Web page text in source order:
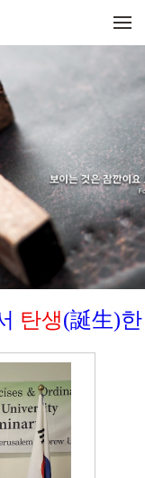
탄생(誕生)